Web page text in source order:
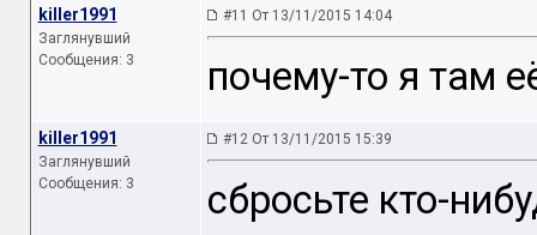
killer1991
Заглянувший
Сообщения: 3
#11 От 13/11/2015 14:04
почему-то я там
killer1991
Заглянувший
Сообщения: 3
#12 От 13/11/2015 15:39
сбросьте кто-